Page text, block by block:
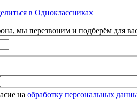
мы перезвоним и подберём для
на обработку персональных